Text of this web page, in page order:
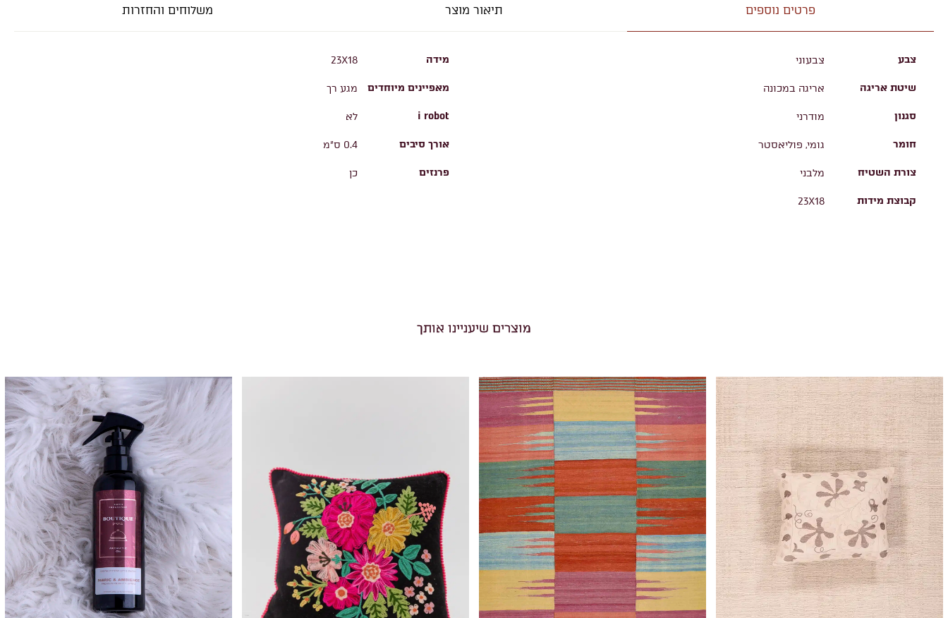
פרטים נוספים תיאור מוצר משלוחים והחזרות
צבע צבעוני מידה 23X18
שיטת אריגה אריגה במכונה מאפיינים מיוחדים מגע רך
סגנון מודרני i robot לא
חומר גומי, פוליאסטר אורך סיבים 0.4 ס"מ
צורת השטיח מלבני פרנזים כן
קבוצת מידות 23X18
מוצרים שיעניינו אותך